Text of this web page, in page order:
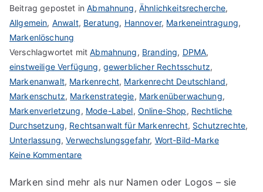
Beitrag gepostet inAbmahnung, Ähnlichkeitsrecherche,
Allgemein, Anwalt, Beratung, Hannover, Markeneintragung,
Markenlöschung
Verschlagwortet mitAbmahnung, Branding, DPMA,
einstweilige Verfügung, gewerblicher Rechtsschutz,
Markenanwalt, Markenrecht, Markenrecht Deutschland,
Markenschutz, Markenstrategie, Markenüberwachung,
Markenverletzung, Mode-Label, Online-Shop, Rechtliche
Durchsetzung, Rechtsanwalt für Markenrecht, Schutzrechte,
Unterlassung,Verwechslungsgefahr, Wort-Bild-Marke
Keine Kommentarezu
aus
Marken sind mehr als nur Namen oder Logos – sie